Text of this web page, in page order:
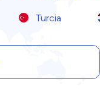
Turcia